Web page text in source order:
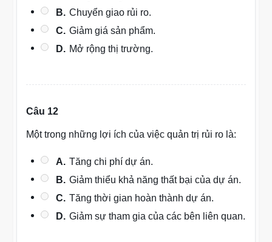
B. Chuyển giao rủi ro.
C. Giảm giá sản phẩm.
D. Mở rộng thị trường.
Câu 12
Một trong những lợi ích của việc quản trị rủi ro là:
A. Tăng chi phí dự án.
B. Giảm thiểu khả năng thất bại của dự án.
C. Tăng thời gian hoàn thành dự án.
D. Giảm sự tham gia của các bên liên quan.